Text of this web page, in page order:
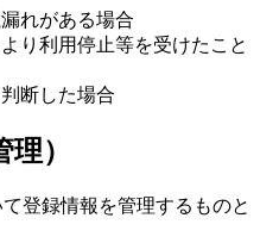
れがある場合
り利用停止等を受けたこと
断した場合
）
登録情報を管理するものと